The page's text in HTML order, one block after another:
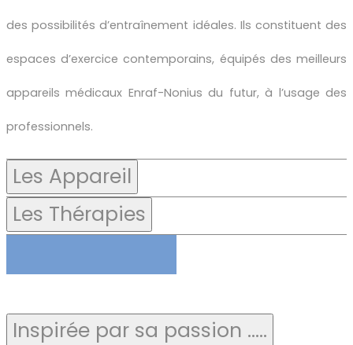
des possibilités d’entraînement idéales. Ils constituent des
espaces d’exercice contemporains, équipés des meilleurs
appareils médicaux Enraf-Nonius du futur, à l’usage des
professionnels.
Les Appareil
Les Thérapies
Inspirée par sa passion .....